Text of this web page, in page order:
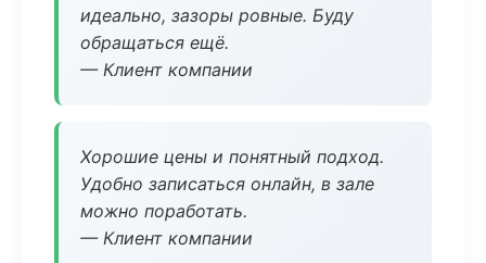
идеально, зазоры ровные. Буду
обращаться ещё.
— Клиент компании
Хорошие цены и понятный подход.
Удобно записаться онлайн, в зале
можно поработать.
— Клиент компании